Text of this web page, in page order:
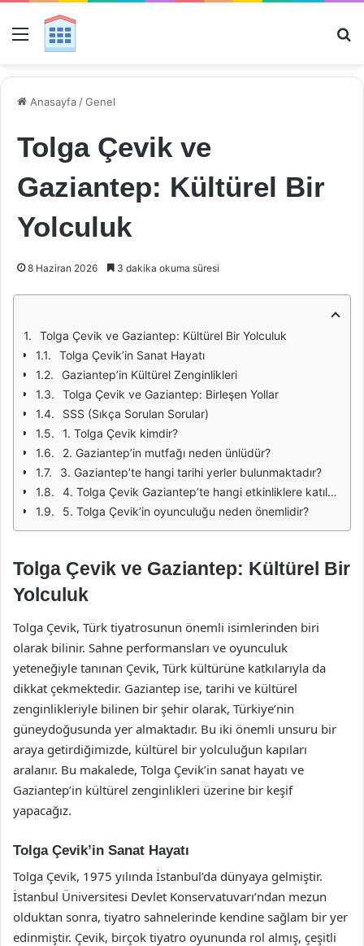
Menü
Anasayfa /Genel
Tolga Çevik ve
Gaziantep: Kültürel Bir
Yolculuk
8 Haziran 2026 3 dakika okuma süresi
Tolga Çevik ve Gaziantep: Kültürel Bir Yolculuk
Tolga Çevik’in Sanat Hayatı
Gaziantep’in Kültürel Zenginlikleri
Tolga Çevik ve Gaziantep: Birleşen Yollar
SSS (Sıkça Sorulan Sorular)
1. Tolga Çevik kimdir?
2. Gaziantep’in mutfağı neden ünlüdür?
3. Gaziantep’te hangi tarihi yerler bulunmaktadır?
4. Tolga Çevik Gaziantep’te hangi etkinliklere katılmıştır?
5. Tolga Çevik’in oyunculuğu neden önemlidir?
Tolga Çevik ve Gaziantep: Kültürel Bir
Yolculuk
Tolga Çevik, Türk tiyatrosunun önemli isimlerinden biri
olarak bilinir. Sahne performansları ve oyunculuk
yeteneğiyle tanınan Çevik, Türk kültürüne katkılarıyla da
dikkat çekmektedir. Gaziantep ise, tarihi ve kültürel
zenginlikleriyle bilinen bir şehir olarak, Türkiye’nin
güneydoğusunda yer almaktadır. Bu iki önemli unsuru bir
araya getirdiğimizde, kültürel bir yolculuğun kapıları
aralanır. Bu makalede, Tolga Çevik’in sanat hayatı ve
Gaziantep’in kültürel zenginlikleri üzerine bir keşif
yapacağız.
Tolga Çevik’in Sanat Hayatı
Tolga Çevik, 1975 yılında İstanbul’da dünyaya gelmiştir.
İstanbul Üniversitesi Devlet Konservatuvarı’ndan mezun
olduktan sonra, tiyatro sahnelerinde kendine sağlam bir yer
edinmiştir. Çevik, birçok tiyatro oyununda rol almış, çeşitli